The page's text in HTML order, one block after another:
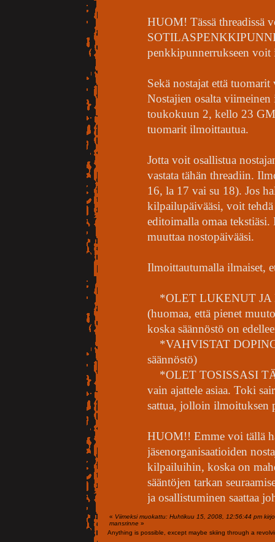
HUOM! Tässä threadissä
penkkipunnerrukseen
Sekä nostajat että
Nostajien osalta
toukokuun 2, kello 23
tuomarit ilmoittautua.
Jotta voit osallistua
vastata tähän threadiin.
16, la 17 vai su 18). Jos
kilpailupäivääsi, voit
editoimalla omaa
muuttaa nostopäivääsi.
Ilmoittautumalla ilmaiset,
*OLET LUKENUT
(huomaa, että pienet
koska säännöstö on
*VAHVISTAT
säännöstö)
*OLET TOSISSASI
vain ajattele asiaa. Toki
sattua, jolloin ilmoituksen
HUOM!! Emme voi tällä
jäsenorganisaatioiden
kilpailuihin, koska on
sääntöjen tarkan
ja osallistuminen saattaa
« Viimeksi muokattu: Huhtikuu 15, 2008, 12:56:44 pm
mansrinne »
Anything is possible, except maybe skiing through a